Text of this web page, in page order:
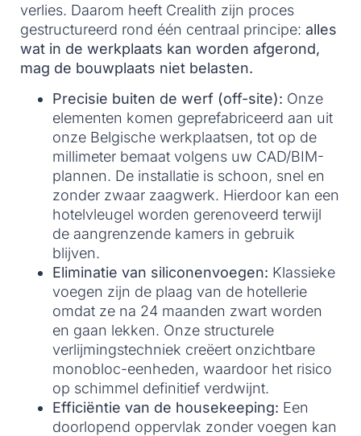
verlies. Daarom heeft Crealith zijn proces
gestructureerd rond één centraal principe: alles
wat in de werkplaats kan worden afgerond,
mag de bouwplaats niet belasten.
Precisie buiten de werf (off-site): Onze
elementen komen geprefabriceerd aan uit
onze Belgische werkplaatsen, tot op de
millimeter bemaat volgens uw CAD/BIM-
plannen. De installatie is schoon, snel en
zonder zwaar zaagwerk. Hierdoor kan een
hotelvleugel worden gerenoveerd terwijl
de aangrenzende kamers in gebruik
blijven.
Eliminatie van siliconenvoegen: Klassieke
voegen zijn de plaag van de hotellerie
omdat ze na 24 maanden zwart worden
en gaan lekken. Onze structurele
verlijmingstechniek creëert onzichtbare
monobloc-eenheden, waardoor het risico
op schimmel definitief verdwijnt.
Efficiëntie van de housekeeping: Een
doorlopend oppervlak zonder voegen kan